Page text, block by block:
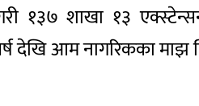
१३७ शाखा १३
आम नागरिकका माझ